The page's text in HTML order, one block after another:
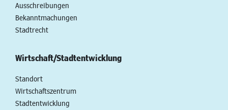
Ausschreibungen
Bekanntmachungen
Stadtrecht
Wirtschaft/Stadtentwicklung
Standort
Wirtschaftszentrum
Stadtentwicklung